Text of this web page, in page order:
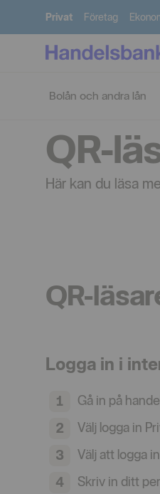
Privat Företag
Bolån och andra lån
QR-
Här kan du läsa
QR-
Logga in i
Gå in på
Välj logga in
Välj att logga
Skriv in ditt